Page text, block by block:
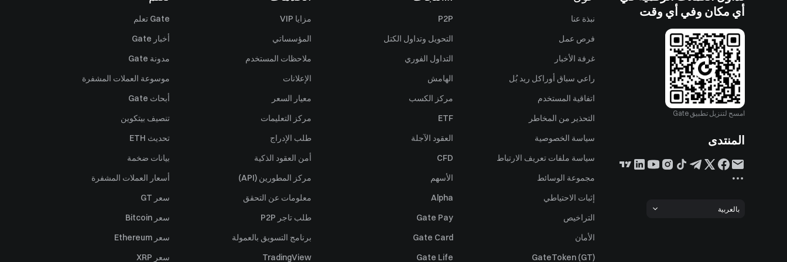
أي مكان وفي أي وقت
امسح لتنزيل تطبيق Gate
المنتدى
بالعربية
نبذة عنا
فرص عمل
غرفة الأخبار
راعي سباق أوراكل ريد بُل
اتفاقية المستخدم
التحذير من المخاطر
سياسة الخصوصية
سياسة ملفات تعريف الارتباط
مجموعة الوسائط
إثبات الاحتياطي
التراخيص
الأمان
GateToken (GT)
P2P
التحويل وتداول الكتل
التداول الفوري
الهامش
مركز الكسب
ETF
العقود الآجلة
CFD
الأسهم
Alpha
Gate Pay
Gate Card
Gate Life
مزايا VIP
المؤسساتي
ملاحظات المستخدم
الإعلانات
معيار السعر
مركز التعليمات
طلب الإدراج
أمن العقود الذكية
مركز المطورين (API)
معلومات عن التحقق
طلب تاجر P2P
برنامج التسويق بالعمولة
TradingView
Gate تعلم
أخبار Gate
مدونة Gate
موسوعة العملات المشفرة
أبحاث Gate
تنصيف بيتكوين
تحديث ETH
بيانات ضخمة
أسعار العملات المشفرة
سعر GT
سعر Bitcoin
سعر Ethereum
سعر XRP